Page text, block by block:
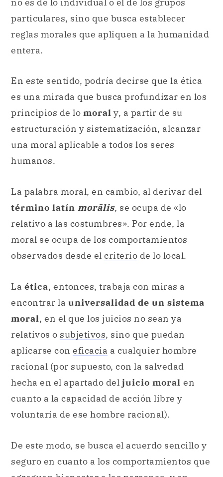
particulares, sino que busca establecer
reglas morales que apliquen a la humanidad
entera.
En este sentido, podría decirse que la ética
es una mirada que busca profundizar en los
principios de lo moral y, a partir de su
estructuración y sistematización, alcanzar
una moral aplicable a todos los seres
humanos.
La palabra moral, en cambio, al derivar del
término latín morālis, se ocupa de «lo
relativo a las costumbres». Por ende, la
moral se ocupa de los comportamientos
observados desde el criterio de lo local.
La ética, entonces, trabaja con miras a
encontrar la universalidad de un sistema
moral, en el que los juicios no sean ya
relativos o subjetivos, sino que puedan
aplicarse con eficacia a cualquier hombre
racional (por supuesto, con la salvedad
hecha en el apartado del juicio moral en
cuanto a la capacidad de acción libre y
voluntaria de ese hombre racional).
De este modo, se busca el acuerdo sencillo y
seguro en cuanto a los comportamientos que